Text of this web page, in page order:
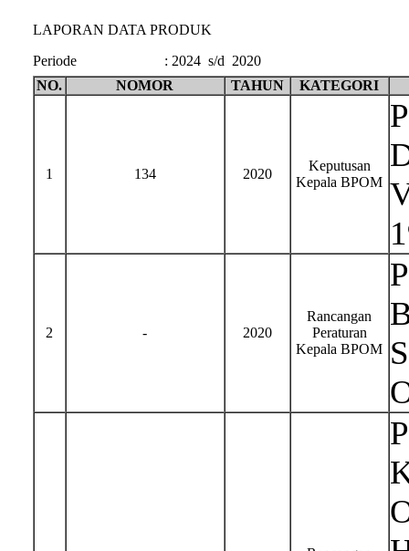
LAPORAN DATA PRODUK
Periode
: 2024 s/d 2020
NO.
NOMOR TAHUN KATEGORI
1 134 2020
Keputusan
Kepala BPOM
2 - 2020
Rancangan
Peraturan
Kepala BPOM